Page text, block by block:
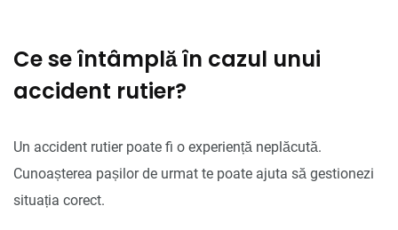
Ce se întâmplă în cazul unui
accident rutier?
Un accident rutier poate fi o experiență neplăcută.
Cunoașterea pașilor de urmat te poate ajuta să gestionezi
situația corect.